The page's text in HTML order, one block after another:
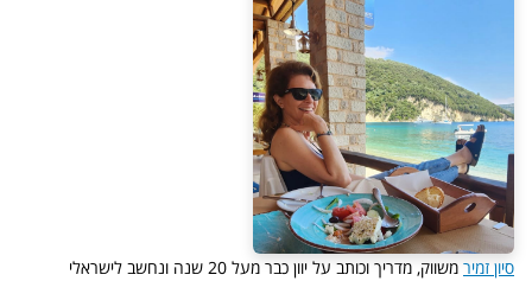
סיון זמיר
משווק, מדריך וכותב על יוון כבר מעל 20 שנה ונחשב לישראלי